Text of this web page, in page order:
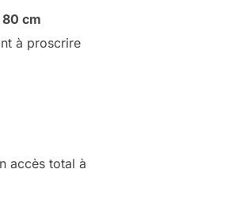
80 cm
à proscrire
accès total à